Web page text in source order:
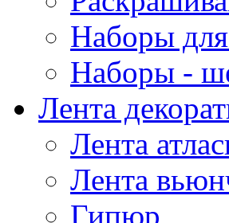
Наборы для
Наборы -
Лента
Лента
Лента
Гипюр